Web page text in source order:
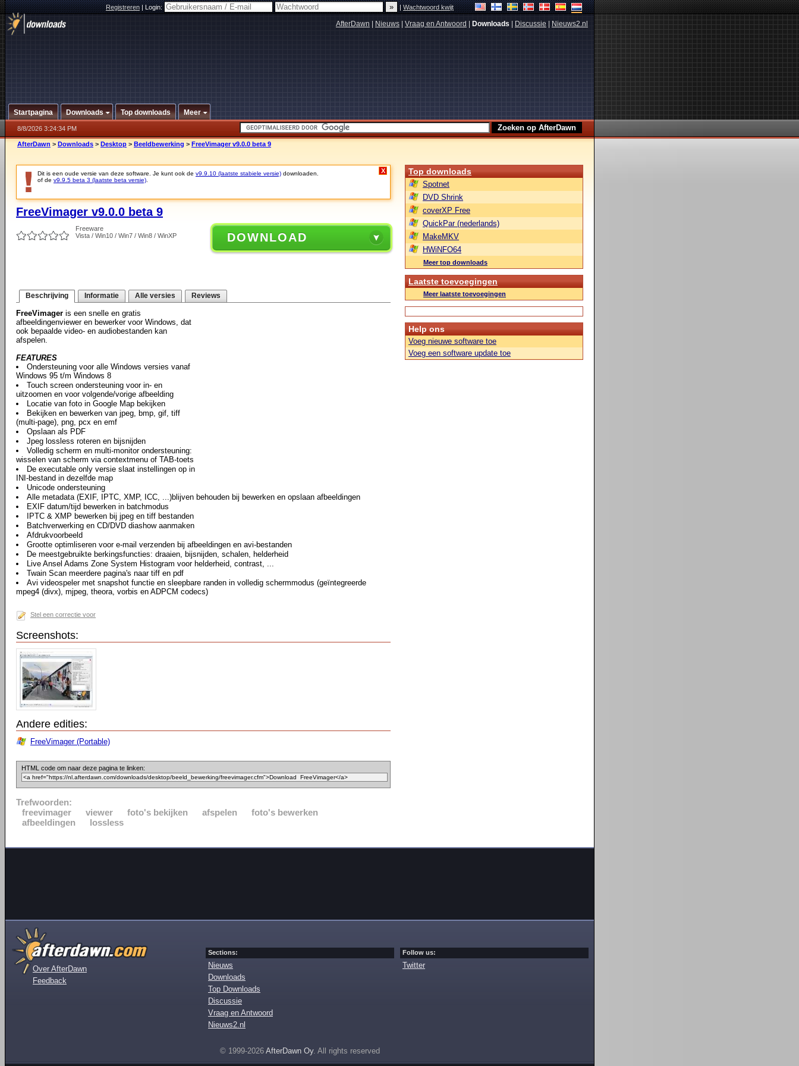
Registreren|Login: |Wachtwoord kwijt
AfterDawn Nieuws Vraag en Antwoord Downloads Discussie Nieuws2.nl
Startpagina Downloads Top downloads Meer
8/8/2026 3:24:34 PM
AfterDawn > Downloads > Desktop > Beeldbewerking > FreeVimager v9.0.0 beta 9
Dit is een oude versie van deze software. Je kunt ook de v9.9.10 (laatste stabiele versie) downloaden.
of de v9.9.5 beta 3 (laatste beta versie)
X
FreeVimager v9.0.0 beta 9
Freeware
Vista / Win10 / Win7 / Win8 / WinXP
DOWNLOAD
Beschrijving Informatie Alle versies Reviews
FreeVimager is een snelle en gratis
afbeeldingenviewer en bewerker voor Windows, dat
ook bepaalde video- en audiobestanden kan
afspelen.
FEATURES
Ondersteuning voor alle Windows versies vanaf
Windows 95 t/m Windows 8
Touch screen ondersteuning voor in- en
uitzoomen en voor volgende/vorige afbeelding
Locatie van foto in Google Map bekijken
Bekijken en bewerken van jpeg, bmp, gif, tiff
(multi-page), png, pcx en emf
Opslaan als PDF
Jpeg lossless roteren en bijsnijden
Volledig scherm en multi-monitor ondersteuning:
wisselen van scherm via contextmenu of TAB-toets
De executable only versie slaat instellingen op in
INI-bestand in dezelfde map
Unicode ondersteuning
Alle metadata (EXIF, IPTC, XMP, ICC, ...)blijven behouden bij bewerken en opslaan afbeeldingen
EXIF datum/tijd bewerken in batchmodus
IPTC & XMP bewerken bij jpeg en tiff bestanden
Batchverwerking en CD/DVD diashow aanmaken
Afdrukvoorbeeld
Grootte optimliseren voor e-mail verzenden bij afbeeldingen en avi-bestanden
De meestgebruikte berkingsfuncties: draaien, bijsnijden, schalen, helderheid
Live Ansel Adams Zone System Histogram voor helderheid, contrast, ...
Twain Scan meerdere pagina's naar tiff en pdf
Avi videospeler met snapshot functie en sleepbare randen in volledig schermmodus (geïntegreerde
mpeg4 (divx), mjpeg, theora, vorbis en ADPCM codecs)
Stel een correctie voor
Screenshots:
Andere edities:
FreeVimager (Portable)
HTML code om naar deze pagina te linken:
Trefwoorden:
freevimager
viewer foto's bekijken afspelen
foto's bewerken
afbeeldingen
lossless
Top downloads
Spotnet
DVD Shrink
coverXP Free
QuickPar (nederlands)
MakeMKV
HWiNFO64
Meer top downloads
Laatste toevoegingen
Meer laatste toevoegingen
Help ons
Voeg nieuwe software toe
Voeg een software update toe
Over AfterDawn
Feedback
Sections:
Nieuws
Downloads
Top Downloads
Discussie
Vraag en Antwoord
Nieuws2.nl
Follow us:
Twitter
© 1999-2026 AfterDawn Oy. All rights reserved